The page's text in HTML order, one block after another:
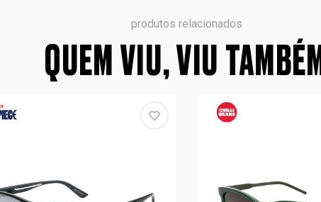
produtos relacionados
QUEM VIU, VIU TAMBÉM